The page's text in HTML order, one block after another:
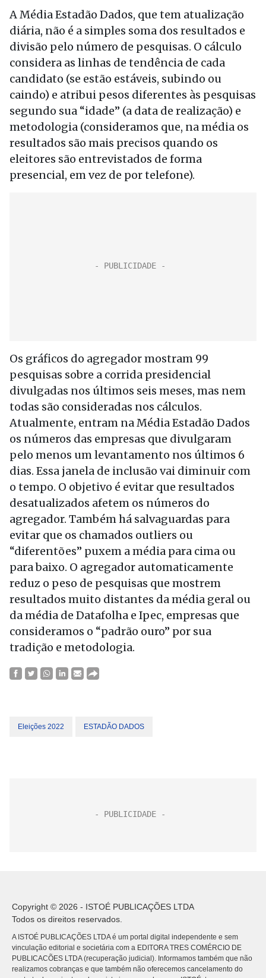
A Média Estadão Dados, que tem atualização
diária, não é a simples soma dos resultados e
divisão pelo número de pesquisas. O cálculo
considera as linhas de tendência de cada
candidato (se estão estáveis, subindo ou
caindo) e atribui pesos diferentes às pesquisas
segundo sua “idade” (a data de realização) e
metodologia (consideramos que, na média os
resultados são mais precisos quando os
eleitores são entrevistados de forma
presencial, em vez de por telefone).
Os gráficos do agregador mostram 99
pesquisas sobre a corrida presidencial
divulgadas nos últimos seis meses, mas nem
todas são consideradas nos cálculos.
Atualmente, entram na Média Estadão Dados
os números das empresas que divulgaram
pelo menos um levantamento nos últimos 6
dias. Essa janela de inclusão vai diminuir com
o tempo. O objetivo é evitar que resultados
desatualizados afetem os números do
agregador. Também há salvaguardas para
evitar que os chamados outliers ou
“diferentões” puxem a média para cima ou
para baixo. O agregador automaticamente
reduz o peso de pesquisas que mostrem
resultados muito distantes da média geral ou
da média de Datafolha e Ipec, empresas que
consideramos o “padrão ouro” por sua
tradição e metodologia.
Eleições 2022 ESTADÃO DADOS
Copyright © 2026 - ISTOÉ PUBLICAÇÕES LTDA
Todos os direitos reservados.
A ISTOÉ PUBLICAÇÕES LTDA é um portal digital independente e sem
vinculação editorial e societária com a EDITORA TRES COMÉRCIO DE
PUBLICACÕES LTDA (recuperação judicial). Informamos também que não
realizamos cobranças e que também não oferecemos cancelamento do